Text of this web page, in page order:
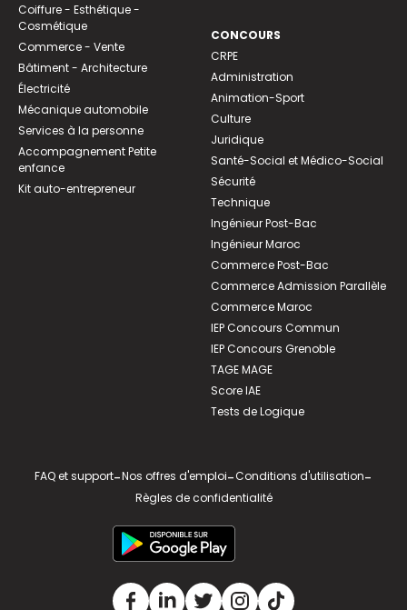
Coiffure - Esthétique -
Cosmétique
Commerce - Vente
Bâtiment - Architecture
Électricité
Mécanique automobile
Services à la personne
Accompagnement Petite
enfance
Kit auto-entrepreneur
CONCOURS
CRPE
Administration
Animation-Sport
Culture
Juridique
Santé-Social et Médico-Social
Sécurité
Technique
Ingénieur Post-Bac
Ingénieur Maroc
Commerce Post-Bac
Commerce Admission Parallèle
Commerce Maroc
IEP Concours Commun
IEP Concours Grenoble
TAGE MAGE
Score IAE
Tests de Logique
FAQ et support-Nos offres d'emploi-Conditions d'utilisation-
Règles de confidentialité